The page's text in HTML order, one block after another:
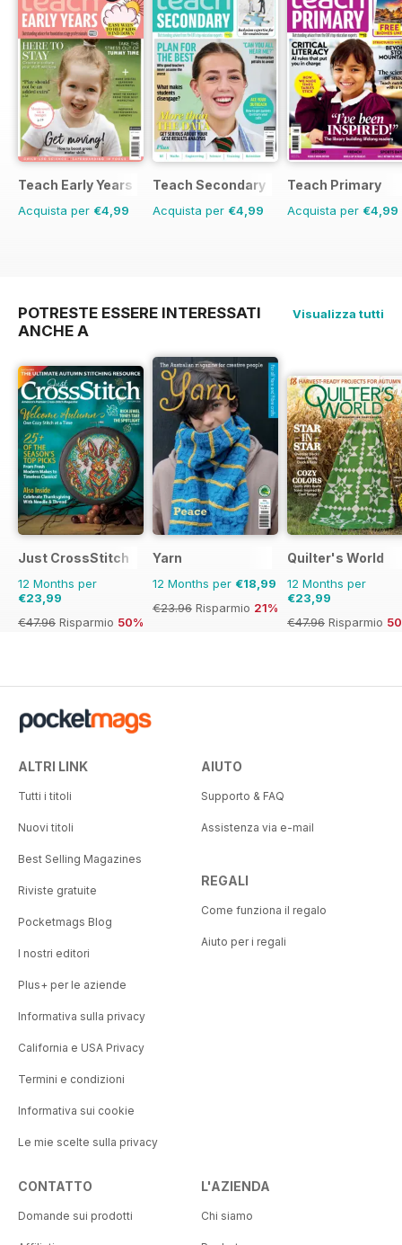
Teach Early Years
Acquista per €4,99
Teach Secondary
Acquista per €4,99
Teach Primary
Acquista per €4,99
POTRESTE ESSERE INTERESSATI
ANCHE A
Visualizza tutti
Just CrossStitch
12 Months per
€23,99
€47.96 Risparmio 50%
Yarn
12 Months per €18,99
€23.96 Risparmio 21%
Quilter's World
12 Months per
€23,99
€47.96 Risparmio
ALTRI LINK
Tutti i titoli
Nuovi titoli
Best Selling Magazines
Riviste gratuite
Pocketmags Blog
I nostri editori
Plus+ per le aziende
Informativa sulla privacy
California e USA Privacy
Termini e condizioni
Informativa sui cookie
Le mie scelte sulla privacy
AIUTO
Supporto & FAQ
Assistenza via e-mail
REGALI
Come funziona il regalo
Aiuto per i regali
CONTATTO
Domande sui prodotti
L'AZIENDA
Chi siamo